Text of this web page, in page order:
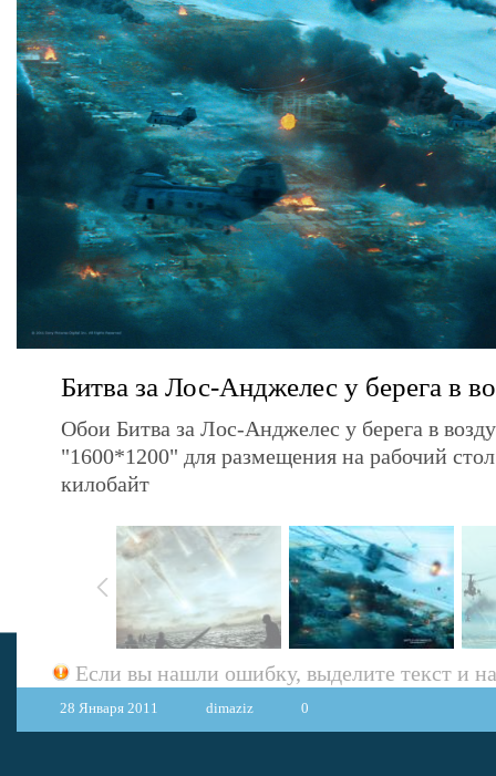
Битва за Лос-Анджелес у берега в
Обои Битва за Лос-Анджелес у берега в
"1600*1200" для размещения на рабочий
килобайт
Если вы нашли ошибку, выделите текст и
28 Января 2011 dimaziz 0